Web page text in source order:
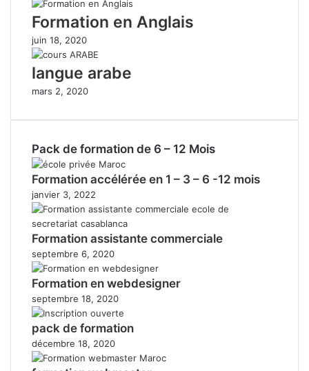
Formation en Anglais
juin 18, 2020
langue arabe
mars 2, 2020
Pack de formation de 6 – 12 Mois
Formation accélérée en 1 – 3 – 6 -12 mois
janvier 3, 2022
Formation assistante commerciale
septembre 6, 2020
Formation en webdesigner
septembre 18, 2020
pack de formation
décembre 18, 2020